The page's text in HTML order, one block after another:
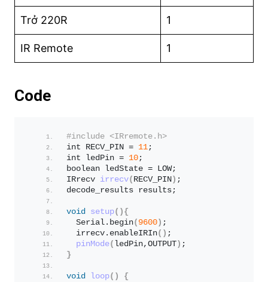
Trở 220R 1
IR Remote 1
Code
#include <IRremote.h>
int RECV_PIN = 11;
int ledPin = 10;
boolean ledState = LOW;
IRrecv irrecv( RECV_PIN) ;
decode_results results;
void setup(){
  Serial.
begin( 9600) ;
  irrecv.
enableIRIn() ;
pinMode( ledPin,OUTPUT) ;
}
void loop()
{